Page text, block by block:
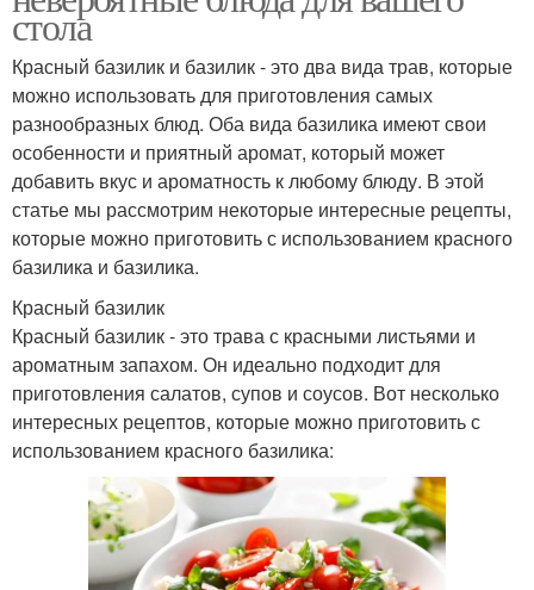
стола
Красный базилик и базилик - это два вида трав, которые
можно использовать для приготовления самых
разнообразных блюд. Оба вида базилика имеют свои
особенности и приятный аромат, который может
добавить вкус и ароматность к любому блюду. В этой
статье мы рассмотрим некоторые интересные рецепты,
которые можно приготовить с использованием красного
базилика и базилика.
Красный базилик
Красный базилик - это трава с красными листьями и
ароматным запахом. Он идеально подходит для
приготовления салатов, супов и соусов. Вот несколько
интересных рецептов, которые можно приготовить с
использованием красного базилика: